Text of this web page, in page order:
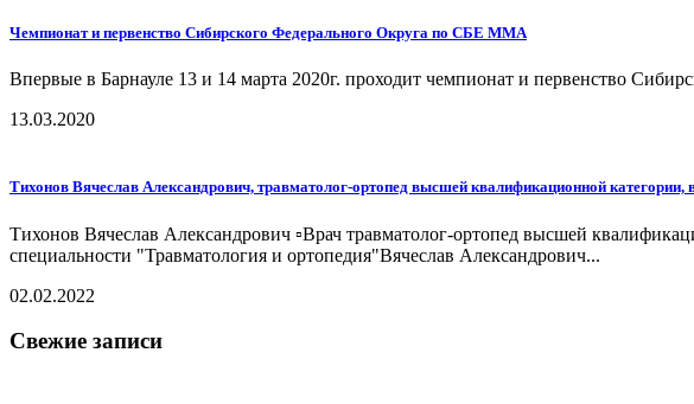
Чемпионат и первенство Сибирского Федерального Округа по СБЕ ММА
Впервые в Барнауле 13 и 14 марта 2020г. проходит чемпионат и первенство
13.03.2020
Тихонов Вячеслав Александрович, травматолог-ортопед высшей квалификационной категории,
Тихонов Вячеслав Александрович ▫️Врач травматолог-ортопед высшей
специальности "Травматология и ортопедия"Вячеслав Александрович...
02.02.2022
Свежие записи